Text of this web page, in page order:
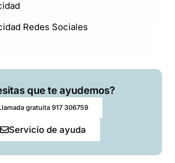
Redes Sociales
que te ayudemos?
gratuita 917 306759
Servicio de ayuda